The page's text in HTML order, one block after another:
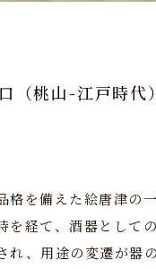
（桃山-江戸時代）
格を備えた絵唐津の
を経て、酒器として
れ、用途の変遷が器